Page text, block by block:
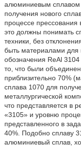
алюминиевым сплавом
получения нового
процессе прессования
это должны понимать
техники, без
быть материалами для
обозначения ReAl
то, что были
приблизительно 70%
сплава 1070 для
металлургической
что представляется в
«3105» и уровню
представленного в
40%. Подобно сплаву
алюминиевый сплав,